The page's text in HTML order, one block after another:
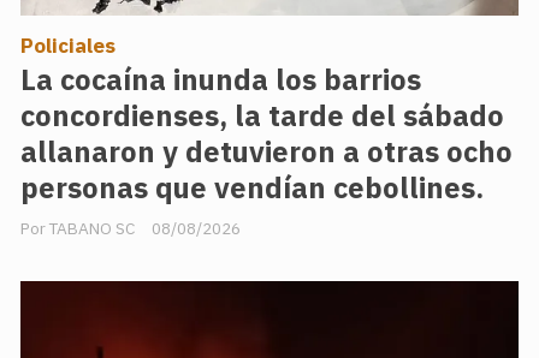
La cocaína inunda los barrios
concordienses, la tarde del sábado
allanaron y detuvieron a otras ocho
personas que vendían cebollines.
TABANO SC
Policiales
08/08/2026